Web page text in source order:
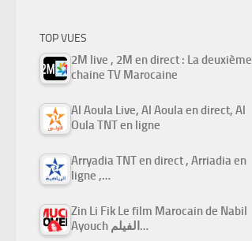
TOP VUES
2M live , 2M en direct : La deuxième
chaine TV Marocaine
Al Aoula Live, Al Aoula en direct, Al
Oula TNT en ligne
Arryadia TNT en direct , Arriadia en
ligne ,…
Zin Li Fik Le film Marocain de Nabil
Ayouch الفيلم…